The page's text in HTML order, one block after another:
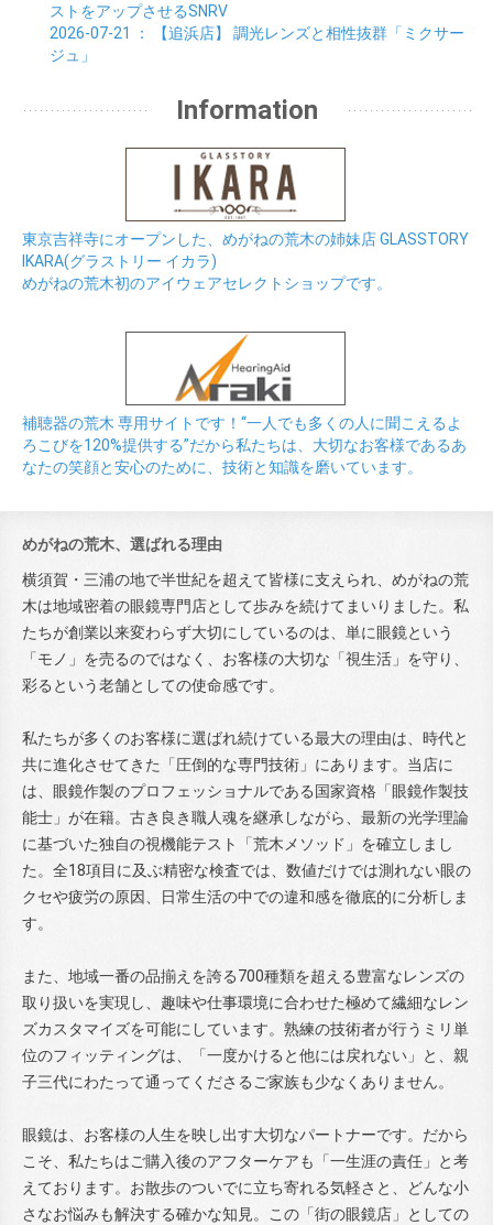
ストをアップさせるSNRV
2026-07-21
： 【追浜店】 調光レンズと相性抜群「ミクサー
ジュ」
Information
東京吉祥寺にオープンした、めがねの荒木の姉妹店 GLASSTORY
IKARA(グラストリー イカラ)
めがねの荒木初のアイウェアセレクトショップです。
補聴器の荒木 専用サイトです！“一人でも多くの人に聞こえるよ
ろこびを120%提供する”だから私たちは、大切なお客様であるあ
なたの笑顔と安心のために、技術と知識を磨いています。
めがねの荒木、選ばれる理由
横須賀・三浦の地で半世紀を超えて皆様に支えられ、めがねの荒
木は地域密着の眼鏡専門店として歩みを続けてまいりました。私
たちが創業以来変わらず大切にしているのは、単に眼鏡という
「モノ」を売るのではなく、お客様の大切な「視生活」を守り、
彩るという老舗としての使命感です。
私たちが多くのお客様に選ばれ続けている最大の理由は、時代と
共に進化させてきた「圧倒的な専門技術」にあります。当店に
は、眼鏡作製のプロフェッショナルである国家資格「眼鏡作製技
能士」が在籍。古き良き職人魂を継承しながら、最新の光学理論
に基づいた独自の視機能テスト「荒木メソッド」を確立しまし
た。全18項目に及ぶ精密な検査では、数値だけでは測れない眼の
クセや疲労の原因、日常生活の中での違和感を徹底的に分析しま
す。
また、地域一番の品揃えを誇る700種類を超える豊富なレンズの
取り扱いを実現し、趣味や仕事環境に合わせた極めて繊細なレン
ズカスタマイズを可能にしています。熟練の技術者が行うミリ単
位のフィッティングは、「一度かけると他には戻れない」と、親
子三代にわたって通ってくださるご家族も少なくありません。
眼鏡は、お客様の人生を映し出す大切なパートナーです。だから
こそ、私たちはご購入後のアフターケアも「一生涯の責任」と考
えております。お散歩のついでに立ち寄れる気軽さと、どんな小
さなお悩みも解決する確かな知見。この「街の眼鏡店」としての